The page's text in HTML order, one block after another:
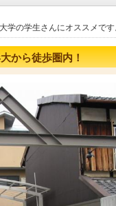
学の学生さんにオススメで
から徒歩圏内！